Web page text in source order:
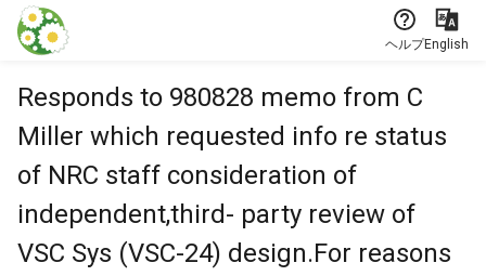
本文に飛ぶ
ヘルプEnglish
Responds to 980828 memo from C
Miller which requested info re status
of NRC staff consideration of
independent,third- party review of
VSC Sys (VSC-24) design.For reasons